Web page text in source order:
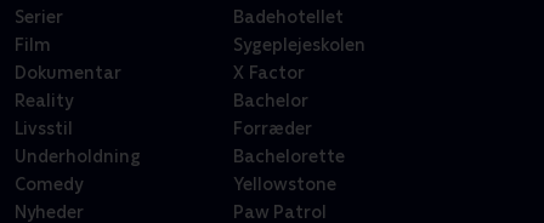
Serier
Film
Dokumentar
Reality
Livsstil
Underholdning
Comedy
Nyheder
Badehotellet
Sygeplejeskolen
X Factor
Bachelor
Forræder
Bachelorette
Yellowstone
Paw Patrol